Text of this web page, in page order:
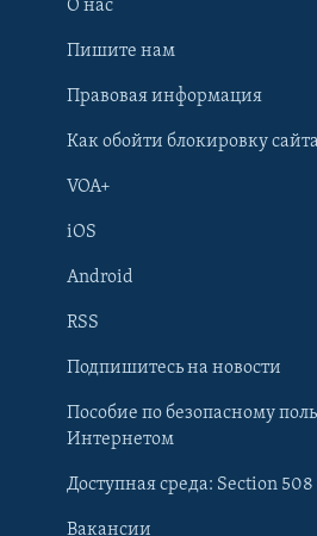
Learning English
О нас
Пишите нам
Правовая информация
Как обойти блокировку
VOA+
iOS
Android
RSS
Подпишитесь на новости
Пособие по безопасному
Интернетом
Доступная среда: Section 508
Вакансии